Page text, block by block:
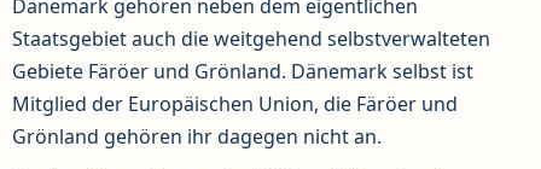
Dänemark gehören neben dem eigentlichen
Staatsgebiet auch die weitgehend selbstverwalteten
Gebiete Färöer und Grönland. Dänemark selbst ist
Mitglied der Europäischen Union, die Färöer und
Grönland gehören ihr dagegen nicht an.